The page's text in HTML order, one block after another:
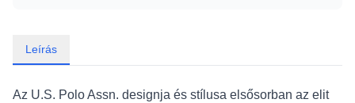
Leírás
Az U.S. Polo Assn. designja és stílusa elsősorban az elit